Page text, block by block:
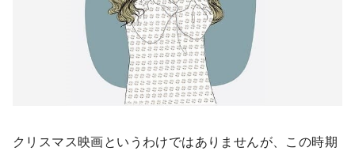
クリスマス映画というわけではありませんが、この時期